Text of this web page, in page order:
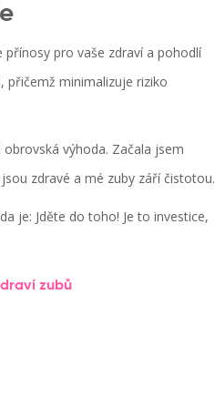
pro vaše zdraví a pohodlí
přičemž minimalizuje riziko
výhoda. Začala jsem
zdravé a mé zuby září čistotou.
je: Jděte do toho! Je to investice,
zubů